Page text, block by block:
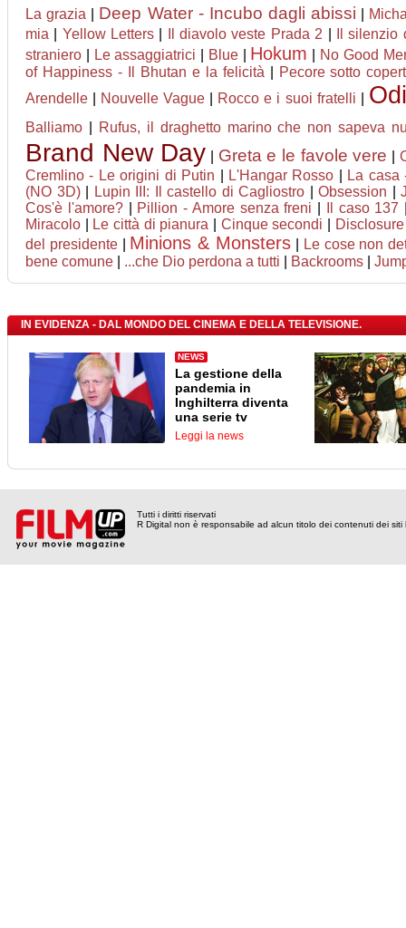
La grazia Deep Water - Incubo dagli abissi
mia
Yellow Letters Il diavolo veste Prada 2
Il silenzio
straniero
Le assaggiatrici Blue| Hokum
No Good
of Happiness - Il Bhutan e la felicità
Pecore sotto
Arendelle
Nouvelle Vague Rocco e i suoi fratelli
Balliamo Rufus, il draghetto marino che non sapeva
Brand New Day Greta e le favole vere
Cremlino - Le origini di Putin
L'Hangar Rosso
La casa
(NO 3D)| Lupin III: Il castello di Cagliostro |Obsession |
Cos'è l'amore?| Pillion - Amore senza freni Il caso 137
Miracolo
Le città di pianura Cinque secondi
del presidente| Minions & Monsters
Le cose non
bene comune
...che Dio perdona a tutti Backrooms
IN EVIDENZA - DAL MONDO DEL CINEMA E DELLA TELEVISIONE.
NEWS
La gestione della
pandemia in
Inghilterra diventa
una serie tv
Leggi la news
Tutti i diritti riservati
R Digital non è responsabile ad alcun titolo dei contenuti dei siti